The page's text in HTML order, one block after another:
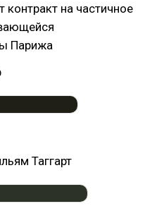
на частичное
Парижа
Таггарт